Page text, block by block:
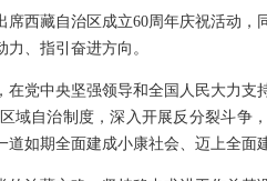
西藏自治区成立60周年庆祝活动，
、指引奋进方向。
党中央坚强领导和全国人民大力支
域自治制度，深入开展反分裂斗争
如期全面建成小康社会、迈上全面